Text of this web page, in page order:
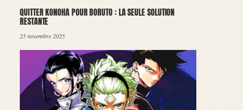
QUITTER KONOHA POUR BORUTO : LA SEULE SOLUTION
RESTANTE
25 novembre 2025